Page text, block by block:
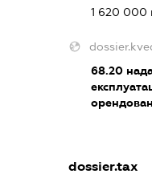
1 620 000
68.20
dossier.tax